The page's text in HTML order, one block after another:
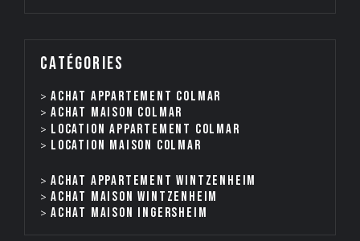
catégories
Achat appartement Colmar
Achat maison Colmar
Location appartement Colmar
Location maison Colmar
Achat appartement Wintzenheim
Achat maison Wintzenheim
Achat maison Ingersheim